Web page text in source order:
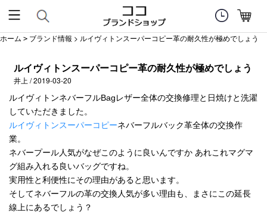
ホーム > ブランド情報 > ルイヴィトンスーパーコピー革の耐久性が極めでしょう
ルイヴィトンスーパーコピー革の耐久性が極めでしょう
井上 / 2019-03-20
ルイヴィトンネバーフルBagレザー全体の交換修理と日焼けと洗濯
していただきました。
ルイヴィトンスーパーコピーネバーフルバック革全体の交換作
業。
ネバープール人気がなぜこのように良いんですか あれこれマグマ
グ組み入れる良いバッグですね。
実用性と利便性にその理由があると思います。
そしてネバーフルの革の交換人気が多い理由も、まさにこの延長
線上にあるでしょう？